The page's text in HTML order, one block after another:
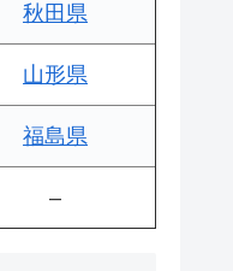
秋田県
山形県
福島県
–